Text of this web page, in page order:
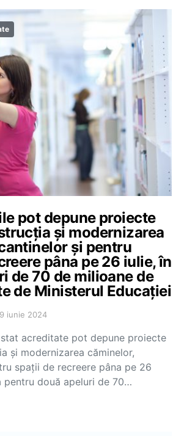
pot depune proiecte
și modernizarea
și pentru
pâna pe 26 iulie, în
de 70 de milioane de
de Ministerul Educației
iunie 2024
acreditate pot depune proiecte
și modernizarea căminelor,
spații de recreere pâna pe 26
pentru două apeluri de 70…